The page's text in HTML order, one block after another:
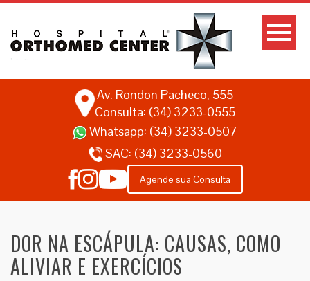
Av. Rondon Pacheco, 555
Consulta: (34) 3233-0555
Whatsapp: (34) 3233-0507
SAC: (34) 3233-0560
Agende sua Consulta
DOR NA ESCÁPULA: CAUSAS, COMO
ALIVIAR E EXERCÍCIOS